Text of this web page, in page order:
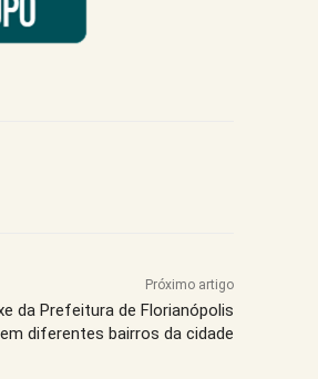
Próximo artigo
da Prefeitura de Florianópolis
diferentes bairros da cidade